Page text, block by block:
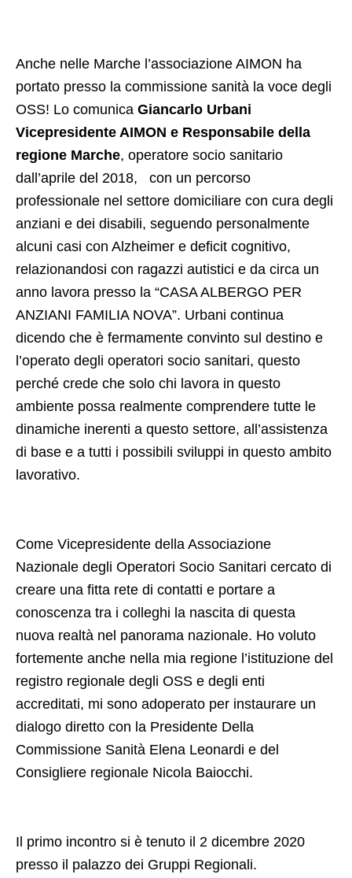
Anche nelle Marche l’associazione AIMON ha
portato presso la commissione sanità la voce degli
OSS! Lo comunica Giancarlo Urbani
Vicepresidente AIMON e Responsabile della
regione Marche, operatore socio sanitario
dall’aprile del 2018, con un percorso
professionale nel settore domiciliare con cura degli
anziani e dei disabili, seguendo personalmente
alcuni casi con Alzheimer e deficit cognitivo,
relazionandosi con ragazzi autistici e da circa un
anno lavora presso la “CASA ALBERGO PER
ANZIANI FAMILIA NOVA”. Urbani continua
dicendo che è fermamente convinto sul destino e
l’operato degli operatori socio sanitari, questo
perché crede che solo chi lavora in questo
ambiente possa realmente comprendere tutte le
dinamiche inerenti a questo settore, all’assistenza
di base e a tutti i possibili sviluppi in questo ambito
lavorativo.
Come Vicepresidente della Associazione
Nazionale degli Operatori Socio Sanitari cercato di
creare una fitta rete di contatti e portare a
conoscenza tra i colleghi la nascita di questa
nuova realtà nel panorama nazionale. Ho voluto
fortemente anche nella mia regione l’istituzione del
registro regionale degli OSS e degli enti
accreditati, mi sono adoperato per instaurare un
dialogo diretto con la Presidente Della
Commissione Sanità Elena Leonardi e del
Consigliere regionale Nicola Baiocchi.
Il primo incontro si è tenuto il 2 dicembre 2020
presso il palazzo dei Gruppi Regionali.